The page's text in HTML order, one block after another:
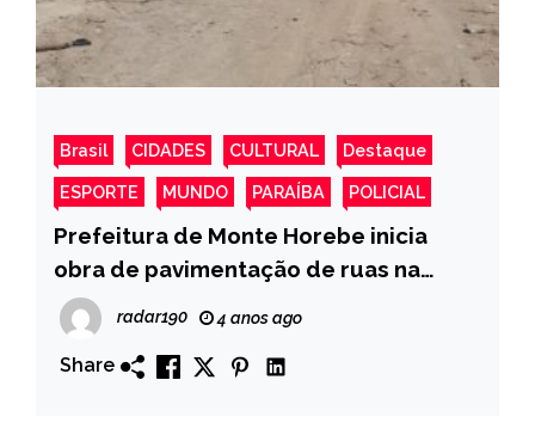
Brasil CIDADES CULTURAL Destaque
ESPORTE MUNDO PARAÍBA POLICIAL
Prefeitura de Monte Horebe inicia
obra de pavimentação de ruas na
comunidade Casinhas e Bairro São
Francisco.￼
radar190 4 anos ago
Share